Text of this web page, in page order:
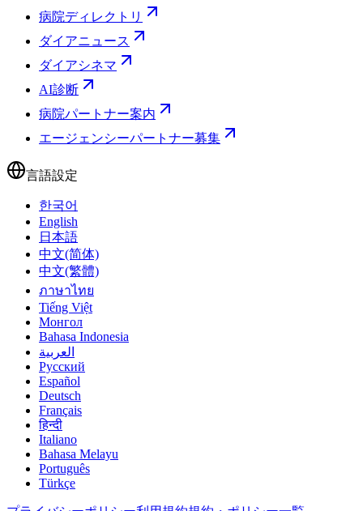
病院ディレクトリ
ダイアニュース
ダイアシネマ
AI診断
病院パートナー案内
エージェンシーパートナー募集
言語設定
한국어
English
日本語
中文(简体)
中文(繁體)
ภาษาไทย
Tiếng Việt
Монгол
Bahasa Indonesia
العربية
Русский
Español
Deutsch
Français
हिन्दी
Italiano
Bahasa Melayu
Português
Türkçe